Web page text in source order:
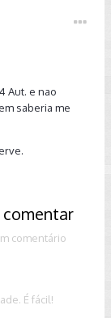
Aut. e nao
saberia me
comentário
É fácil!